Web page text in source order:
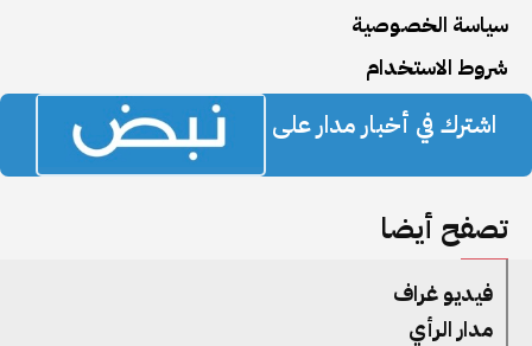
سياسة الخصوصية
شروط الاستخدام
اشترك في أخبار مدار على
تصفح أيضا
فيديو غراف
مدار الرأي